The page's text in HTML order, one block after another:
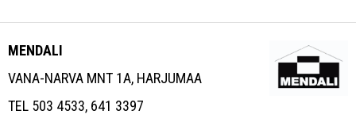
MENDALI
VANA-NARVA MNT 1A, HARJUMAA
TEL 503 4533, 641 3397